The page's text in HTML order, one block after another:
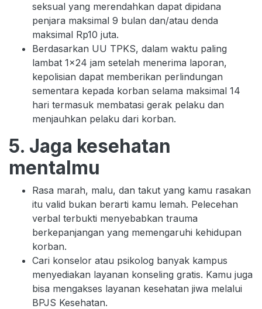
seksual yang merendahkan dapat dipidana
penjara maksimal 9 bulan dan/atau denda
maksimal Rp10 juta.
Berdasarkan UU TPKS, dalam waktu paling
lambat 1x24 jam setelah menerima laporan,
kepolisian dapat memberikan perlindungan
sementara kepada korban selama maksimal 14
hari termasuk membatasi gerak pelaku dan
menjauhkan pelaku dari korban.
5. Jaga kesehatan
mentalmu
Rasa marah, malu, dan takut yang kamu rasakan
itu valid bukan berarti kamu lemah. Pelecehan
verbal terbukti menyebabkan trauma
berkepanjangan yang memengaruhi kehidupan
korban.
Cari konselor atau psikolog banyak kampus
menyediakan layanan konseling gratis. Kamu juga
bisa mengakses layanan kesehatan jiwa melalui
BPJS Kesehatan.